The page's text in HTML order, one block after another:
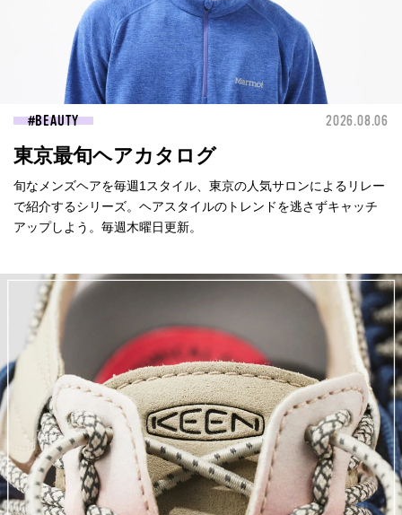
BEAUTY 2026.08.06
東京最旬ヘアカタログ
旬なメンズヘアを毎週1スタイル、東京の人気サロンによるリレー
で紹介するシリーズ。ヘアスタイルのトレンドを逃さずキャッチ
アップしよう。毎週木曜日更新。